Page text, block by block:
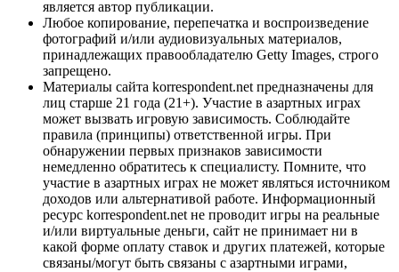
является автор публикации.
Любое копирование, перепечатка и воспроизведение
фотографий и/или аудиовизуальных материалов,
принадлежащих правообладателю Getty Images, строго
запрещено.
Материалы сайта korrespondent.net предназначены для
лиц старше 21 года (21+). Участие в азартных играх
может вызвать игровую зависимость. Соблюдайте
правила (принципы) ответственной игры. При
обнаружении первых признаков зависимости
немедленно обратитесь к специалисту. Помните, что
участие в азартных играх не может являться источником
доходов или альтернативой работе. Информационный
ресурс korrespondent.net не проводит игры на реальные
и/или виртуальные деньги, сайт не принимает ни в
какой форме оплату ставок и других платежей, которые
связаны/могут быть связаны с азартными играми,